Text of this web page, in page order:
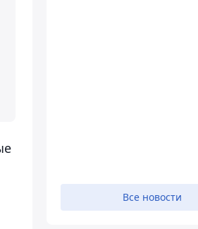
Все новости